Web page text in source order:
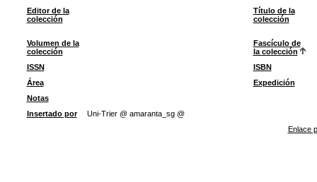
Editor de la
colección
Título de la
colección
Volumen de la
colección
Fascículo de
la colección
ISSN
ISBN
Área
Expedición
Notas
Insertado por
Uni-Trier @ amaranta_sg @
Enlace